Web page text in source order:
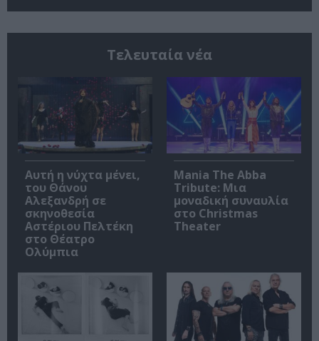
Τελευταία νέα
Αυτή η νύχτα μένει,
του Θάνου
Αλεξανδρή σε
σκηνοθεσία
Αστέριου Πελτέκη
στο Θέατρο
Ολύμπια
Mania The Abba
Tribute: Μια
μοναδική συναυλία
στο Christmas
Theater